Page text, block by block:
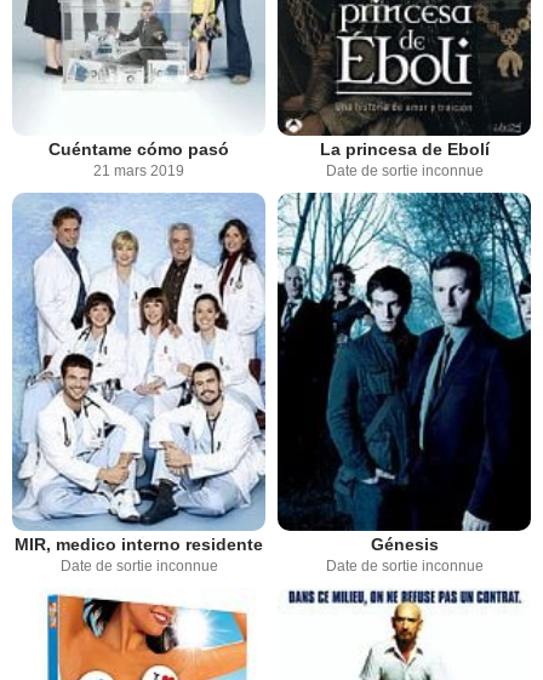
Cuéntame cómo pasó
21 mars 2019
La princesa de Ebolí
Date de sortie inconnue
MIR, medico interno residente
Date de sortie inconnue
Génesis
Date de sortie inconnue